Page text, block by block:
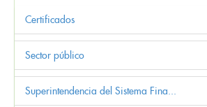
Certificados
Sector público
Superintendencia del Sistema Fina...